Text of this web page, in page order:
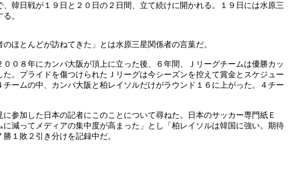
韓日戦が１９日と２０日の２日間、立て続けに開かれる。１９日には水原三
。
ほとんどが訪ねてきた」とは水原三星関係者の言葉だ。
０８年にカンバ大阪が頂上に立った後、６年間、Ｊリーグチームは優勝カッ
。プライドを傷つけられたＪリーグは今シーズンを控えて賞金とスケジュー
ームの中、カンバ大阪と柏レイソルだけがラウンド１６に上がった。４チー
参加した日本の記者にこのことについて尋ねた。日本のサッカー専門紙Ｅ
減ってメディアの集中度が高まった」とし「柏レイソルは韓国に強い。期待
１敗２引き分けを記録中だ。